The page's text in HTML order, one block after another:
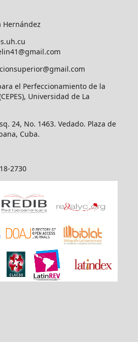
Hernández
el Perfeccionamiento de la
Universidad de La
24, No. 1463. Vedado. Plaza de
Cuba.
2730